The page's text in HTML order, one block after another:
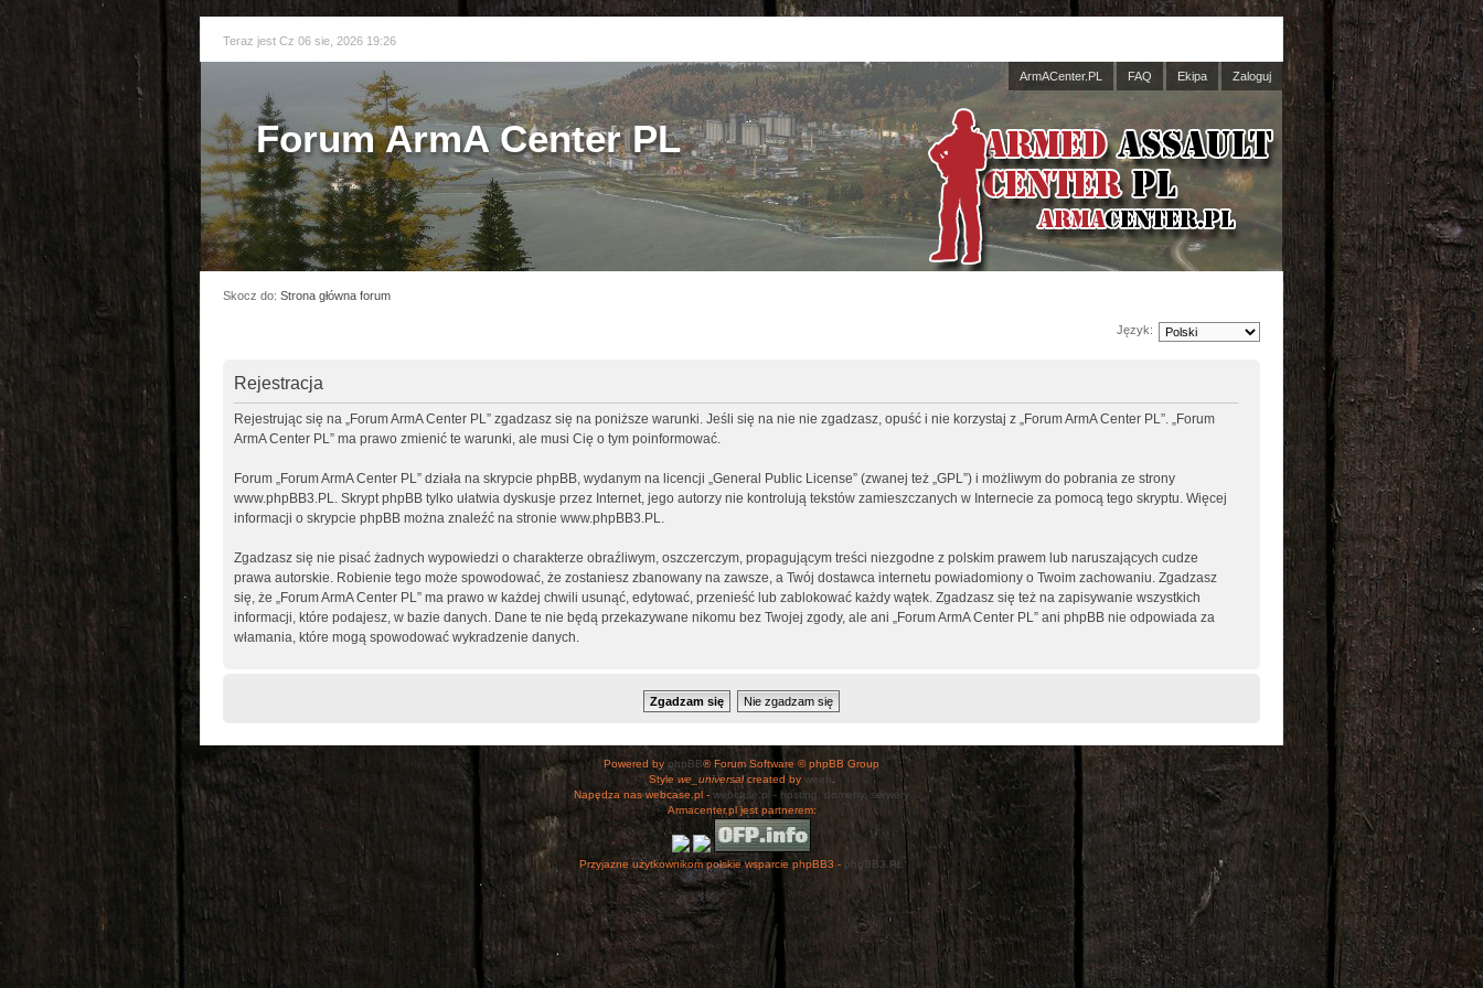
Teraz jest Cz 06 sie, 2026 19:26
ArmACenter.PL FAQ Ekipa Zaloguj
Forum ArmA Center PL
Skocz do: Strona główna forum
Język:
Rejestracja
Rejestrując się na „Forum ArmA Center PL” zgadzasz się na poniższe warunki. Jeśli się na nie nie zgadzasz, opuść i nie korzystaj z „Forum ArmA Center PL”. „Forum
ArmA Center PL” ma prawo zmienić te warunki, ale musi Cię o tym poinformować.
Forum „Forum ArmA Center PL” działa na skrypcie phpBB, wydanym na licencji „ General Public License” (zwanej też „GPL”) i możliwym do pobrania ze strony
www.phpBB3.PL
. Skrypt phpBB tylko ułatwia dyskusje przez Internet, jego autorzy nie kontrolują tekstów zamieszczanych w Internecie za pomocą tego skryptu. Więcej
informacji o skrypcie phpBB można znaleźć na stronie www.phpBB3.PL
Zgadzasz się nie pisać żadnych wypowiedzi o charakterze obraźliwym, oszczerczym, propagującym treści niezgodne z polskim prawem lub naruszających cudze
prawa autorskie. Robienie tego może spowodować, że zostaniesz zbanowany na zawsze, a Twój dostawca internetu powiadomiony o Twoim zachowaniu. Zgadzasz
się, że „Forum ArmA Center PL” ma prawo w każdej chwili usunąć, edytować, przenieść lub zablokować każdy wątek. Zgadzasz się też na zapisywanie wszystkich
informacji, które podajesz, w bazie danych. Dane te nie będą przekazywane nikomu bez Twojej zgody, ale ani „Forum ArmA Center PL” ani phpBB nie odpowiada za
włamania, które mogą spowodować wykradzenie danych.
Powered by phpBB® Forum Software © phpBB Group
Style we_universalcreated by weeb
Napędza nas webcase.pl - webcase.pl - hosting, domeny, serwery
Armacenter.pl jest partnerem:
Przyjazne użytkownikom polskie wsparcie phpBB3 - phpBB3.PL